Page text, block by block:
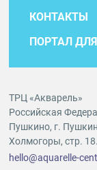
КОНТАКТЫ
ПОРТАЛ
ТРЦ «Акварель»
Российская
Пушкино, г.
Холмогоры, стр. 18.
hello@aquarelle-